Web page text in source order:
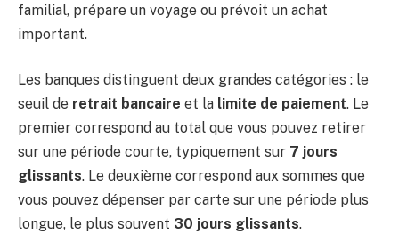
familial, prépare un voyage ou prévoit un achat
important.
Les banques distinguent deux grandes catégories : le
seuil de retrait bancaire et la limite de paiement. Le
premier correspond au total que vous pouvez retirer
sur une période courte, typiquement sur 7 jours
glissants. Le deuxième correspond aux sommes que
vous pouvez dépenser par carte sur une période plus
longue, le plus souvent 30 jours glissants.